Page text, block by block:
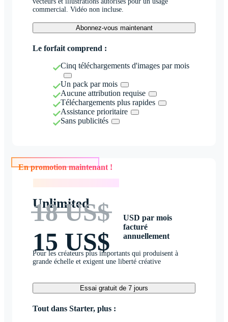
commercial. Vidéo non incluse.
Abonnez-vous maintenant
Le forfait comprend :
Cinq téléchargements d'images par mois
Un pack par mois
Aucune attribution requise
Téléchargements plus rapides
Assistance prioritaire
Sans publicités
En promotion maintenant !
Unlimited
18 US$
15 US$
USD par mois
facturé
annuellement
Pour les créateurs plus importants qui produisent à
grande échelle et exigent une liberté créative
Essai gratuit de 7 jours
Tout dans Starter, plus :